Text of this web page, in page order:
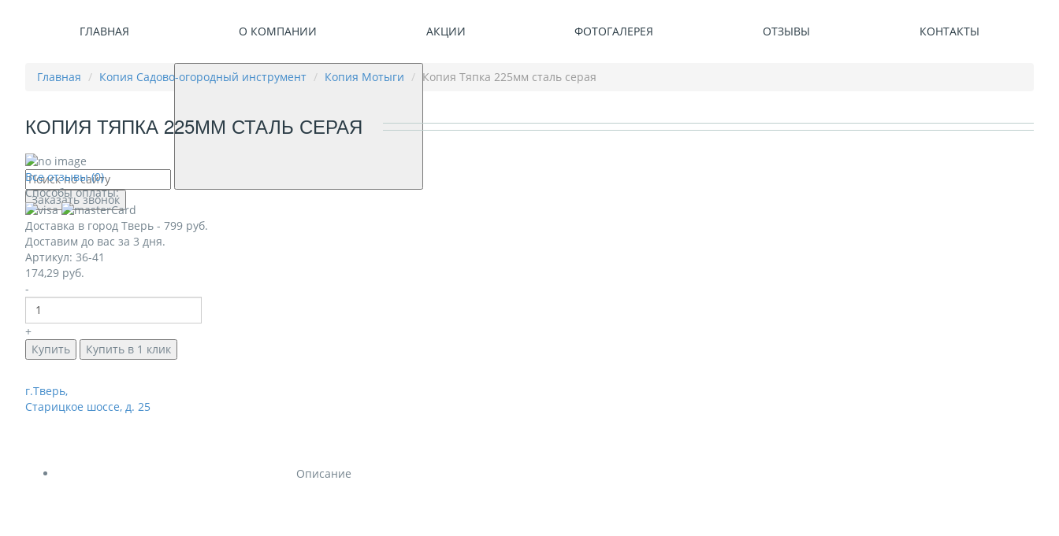
ГЛАВНАЯ О КОМПАНИИ АКЦИИ ФОТОГАЛЕРЕЯ ОТЗЫВЫ КОНТАКТЫ
Заказать звонок
г.Тверь,
Старицкое шоссе, д. 25
Главная Копия Садово-огородный инструмент Копия Мотыги Копия Тяпка 225мм сталь серая
КОПИЯ ТЯПКА 225ММ СТАЛЬ СЕРАЯ
Все отзывы (0)
Способы оплаты:
Доставка в город Тверь - 799 руб.
Доставим до вас за 3 дня.
Артикул: 36-41
174,29 руб.
-
+
Купить
Купить в 1 клик
Описание